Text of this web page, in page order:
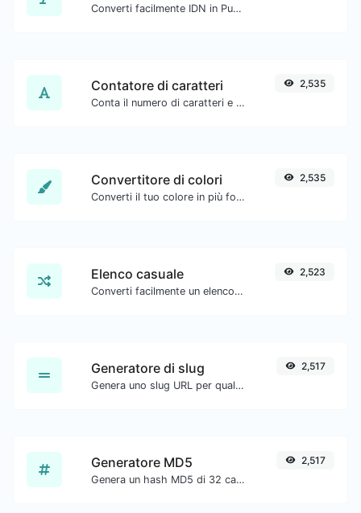
Converti facilmente IDN in Punnycode e viceversa.
Contatore di caratteri
Conta il numero di caratteri e parole di un testo dato.
2,535
Convertitore di colori
Converti il tuo colore in più formati.
2,535
Elenco casuale
Converti facilmente un elenco di testo fornito in un elenco casuale.
2,523
Generatore di slug
Genera uno slug URL per qualsiasi input di stringa.
2,517
Generatore MD5
Genera un hash MD5 di 32 caratteri di lunghezza per qualsiasi input di stringa.
2,517